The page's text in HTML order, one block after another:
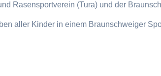
Rasensportverein (Tura) und der
aller Kinder in einem Braunschweiger